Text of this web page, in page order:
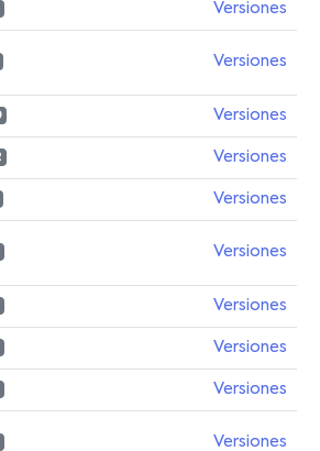
Versiones
Versiones
Versiones
Versiones
Versiones
Versiones
Versiones
Versiones
Versiones
Versiones